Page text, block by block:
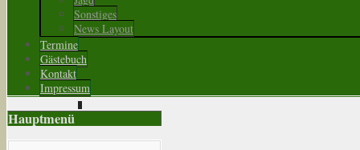
Sonstiges
News Layout
Termine
Gästebuch
Kontakt
Impressum
Hauptmenü